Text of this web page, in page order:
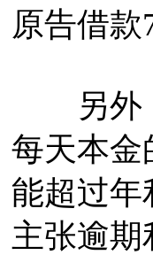
原告借款
另外，
每天本金
能超过年
主张逾